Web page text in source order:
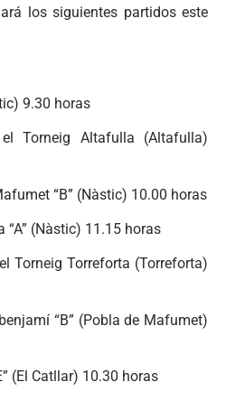
los siguientes partidos este
9.30 horas
Torneig Altafulla (Altafulla)
“B” (Nàstic) 10.00 horas
“A” (Nàstic) 11.15 horas
Torneig Torreforta (Torreforta)
“B” (Pobla de Mafumet)
(El Catllar) 10.30 horas